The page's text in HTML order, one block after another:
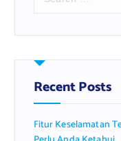
r
h
f
o
:
Recent Posts
Fitur Keselamatan